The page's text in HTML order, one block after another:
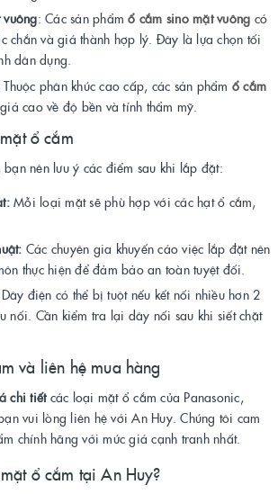
: Các sản phẩmổ cắm sino mặt vuông có
chắn và giá thành hợp lý. Đây là lựa chọn tối
dân dụng.
Thuộc phân khúc cao cấp, các sản phẩm ổ cắm
cao về độ bền và tính thẩm mỹ.
ổ cắm
nên lưu ý các điểm sau khi lắp đặt:
Mỗi loại mặt sẽ phù hợp với các hạt ổ cắm,
Các chuyên gia khuyến cáo việc lắp đặt nên
thực hiện để đảm bảo an toàn tuyệt đối.
Dây điện có thể bị tuột nếu kết nối nhiều hơn 2
nối. Cần kiểm tra lại dây nối sau khi siết chặt
và liên hệ mua hàng
chi tiếtcác loại mặt ổ cắm của Panasonic,
vui lòng liên hệ với An Huy. Chúng tôi cam
chính hãng với mức giá cạnh tranh nhất.
ổ cắm tại An Huy?